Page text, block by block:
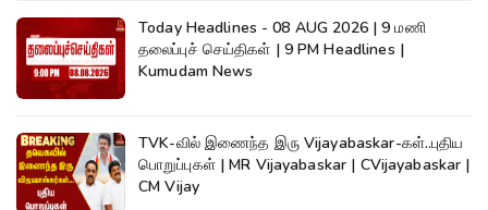
Today Headlines - 08 AUG 2026 | 9 மணி
தலைப்புச் செய்திகள் | 9 PM Headlines |
Kumudam News
TVK-வில் இணைந்த இரு Vijayabaskar-கள்..புதிய
பொறுப்புகள் | MR Vijayabaskar | CVijayabaskar |
CM Vijay